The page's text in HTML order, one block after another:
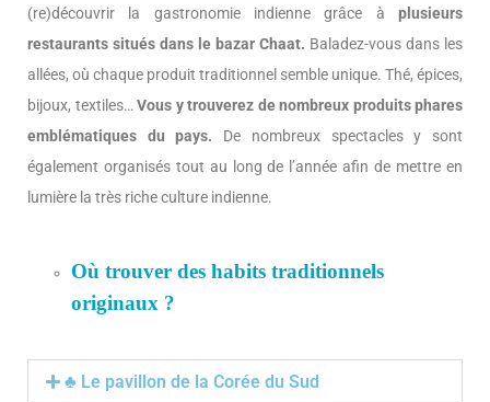
(re)découvrir la gastronomie indienne grâce à plusieurs
restaurants situés dans le bazar Chaat. Baladez-vous dans les
allées, où chaque produit traditionnel semble unique. Thé, épices,
bijoux, textiles… Vous y trouverez de nombreux produits phares
emblématiques du pays. De nombreux spectacles y sont
également organisés tout au long de l’année afin de mettre en
lumière la très riche culture indienne.
Où trouver des habits traditionnels
originaux ?
♣ Le pavillon de la Corée du Sud